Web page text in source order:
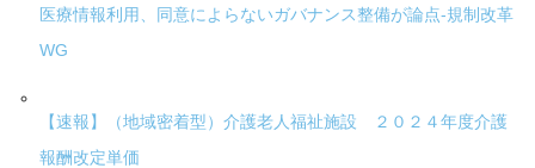
医療情報利用、同意によらないガバナンス整備が論点-規制改革
WG
【速報】（地域密着型）介護老人福祉施設 ２０２４年度介護
報酬改定単価